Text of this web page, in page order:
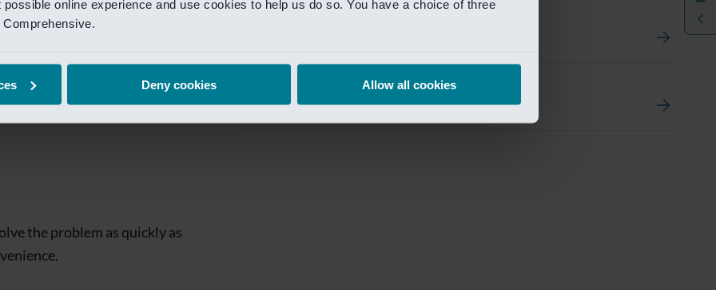
online experience and use cookies to help us do so. You have a choice of three
Deny cookies Allow all cookies
Van Lanschot Kempen Research
is
the problem as quickly as